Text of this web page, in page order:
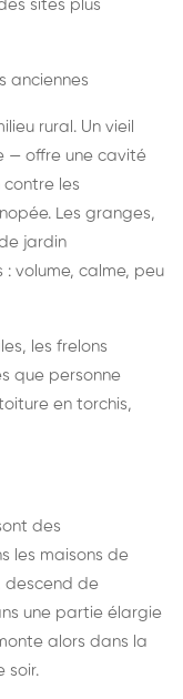
sites plus
anciennes
rural. Un vieil
— offre une cavité
les
Les granges,
jardin
volume, calme, peu
les frelons
que personne
en torchis,
des
les maisons de
descend de
une partie élargie
alors dans la
soir.